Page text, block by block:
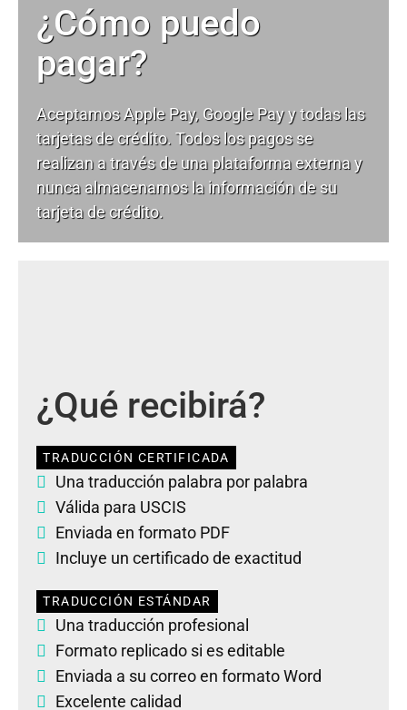
¿Cómo puedo
pagar?
Aceptamos Apple Pay, Google Pay y todas las
tarjetas de crédito. Todos los pagos se
realizan a través de una plataforma externa y
nunca almacenamos la información de su
tarjeta de crédito.
¿Qué recibirá?
TRADUCCIÓN CERTIFICADA
Una traducción palabra por palabra
Válida para USCIS
Enviada en formato PDF
Incluye un certificado de exactitud
TRADUCCIÓN ESTÁNDAR
Una traducción profesional
Formato replicado si es editable
Enviada a su correo en formato Word
Excelente calidad